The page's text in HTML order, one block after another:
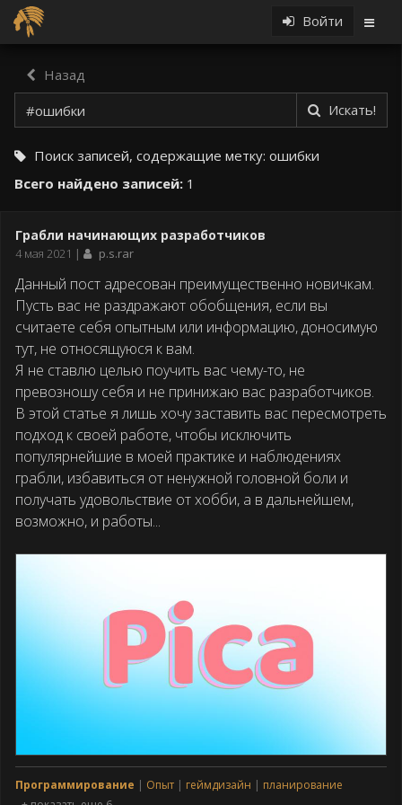
Войти
Назад
Искать!
Поиск записей, содержащие метку: ошибки
Всего найдено записей: 1
Грабли начинающих разработчиков
Дата
4 мая 2021 p.s.rar
Данный пост адресован преимущественно новичкам.
Пусть вас не раздражают обобщения, если вы
считаете себя опытным или информацию, доносимую
тут, не относящуюся к вам.
Я не ставлю целью поучить вас чему-то, не
превозношу себя и не принижаю вас разработчиков.
В этой статье я лишь хочу заставить вас пересмотреть
подход к своей работе, чтобы исключить
популярнейшие в моей практике и наблюдениях
грабли, избавиться от ненужной головной боли и
получать удовольствие от хобби, а в дальнейшем,
возможно, и работы...
Программирование Опыт геймдизайн
планирование